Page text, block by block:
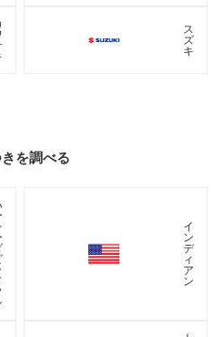
ス
ズ
キ
を調べる
イ
ン
デ
ィ
ア
ン